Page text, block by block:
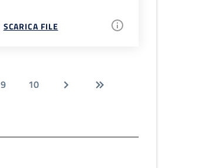
SCARICA FILE
9 10